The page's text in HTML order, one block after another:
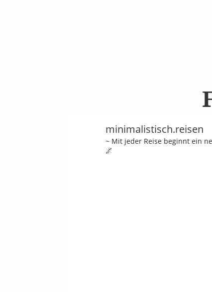
minimalistisch.reisen
~ Mit jeder Reise beginnt ein
🌌